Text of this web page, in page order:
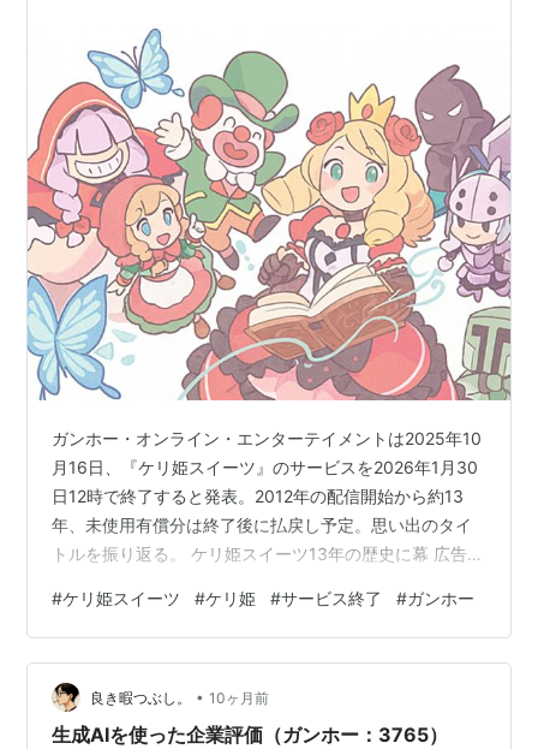
そんなこと言うからガンホーは信用されないんです
」「ガンホーサイコーマンクルポ（㌏㍂㌟㌞）」な
どが存在する。
公式サイトにあるヘルプデスク機能の脆弱性を突かれて
個人情報流出を幾度となく起こしていることも、信用を
無くす原因の一端を担っているようだ。
黒歴史にしたいであろう過去(特に注目すべき事柄
のみ)
2002年11月 GM007.Shionが通常アカウントで所属
しているギルドへ情報のリーク
2002年12月3日 正式サービス開始3日目の個人情報
流出(当時通算2回目)
2003年4月2003年3月分インシデント事後対応ワ
ースト１
2004年8月 パッチサーバ（FTP）のパーミッション
設定ミス発覚
2005年3月29日 550件の顧客情報改ざん。
正アクセス容疑で逮捕。ラグナロクオンラインで
6,910億ゼニーを不正に複製。
ガンホー・オンライン・エンターテイメントは2025年10
月16日、『ケリ姫スイーツ』のサービスを2026年1月30
日12時で終了すると発表。2012年の配信開始から約13
年、未使用有償分は終了後に払戻し予定。思い出のタイ
トルを振り返る。 ケリ姫スイーツ13年の歴史に幕 広告の
ン・エンターテイメントは、スマートフォン向けアクシ
ョンパズルRPG『ケリ姫スイーツ』のサービスを2026年
1月30日12時をもって終了すると2025年10月16日に発表
した。公式サイトでは、有償アイテム販売やスロット機
能の終了予定、未使用有償分の払戻し方針が示されてお
#ケリ姫スイーツ #ケリ姫 #サービス終了 #ガンホー
良き暇つぶし。 • 10ヶ月前
生成AIを使った企業評価（ガンホー：3765）